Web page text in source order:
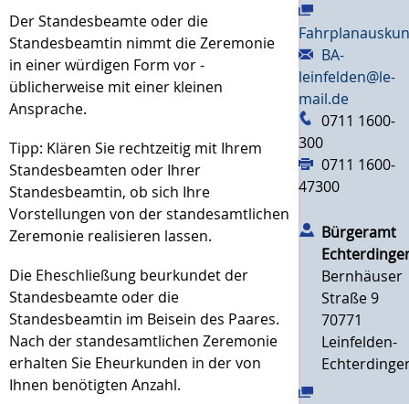
Der Standesbeamte oder die
Standesbeamtin nimmt die Zeremonie
in einer würdigen Form vor -
üblicherweise mit einer kleinen
Ansprache.
Tipp: Klären Sie rechtzeitig mit Ihrem
Standesbeamten oder Ihrer
Standesbeamtin, ob sich Ihre
Vorstellungen von der standesamtlichen
Zeremonie realisieren lassen.
Die Eheschließung beurkundet der
Standesbeamte oder die
Standesbeamtin im Beisein des Paares.
Nach der standesamtlichen Zeremonie
erhalten Sie Eheurkunden in der von
Ihnen benötigten Anzahl.
BA-
leinfelden@le-
mail.de
0711 1600-
300
0711 1600-
47300
Bürgeramt
Bernhäuser
Straße 9
70771
Leinfelden-